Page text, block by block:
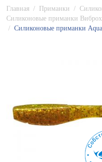
Главная / Приманки /
Силиконовые приманки
/ Силиконовые приманки